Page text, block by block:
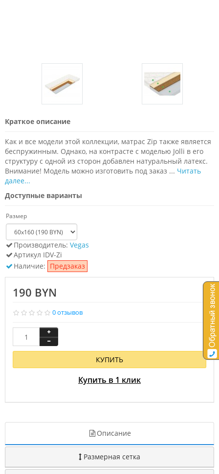
Краткое описание
Как и все модели этой коллекции, матрас Zip также является
беспружинным. Однако, на контрасте с моделью Jolli в его
структуру с одной из сторон добавлен натуральный латекс.
Внимание! Модель можно изготовить под заказ ... Читать
далее...
Доступные варианты
Размер
Производитель: Vegas
Артикул IDV-Zi
Наличие: Предзаказ
190 BYN
0 отзывов
КУПИТЬ
Купить в 1 клик
Описание
Размерная сетка